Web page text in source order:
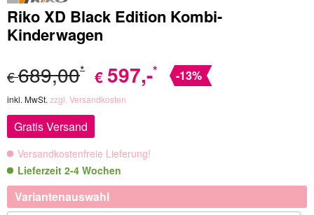
Riko XD Black Edition Kombi-
Kinderwagen
€689,00* € 597,-* -13%
inkl. MwSt. zzgl. Versandkosten
Gratis Versand
Versandkostenfreie Lieferung!
Lieferzeit 2-4 Wochen
Variantenauswahl